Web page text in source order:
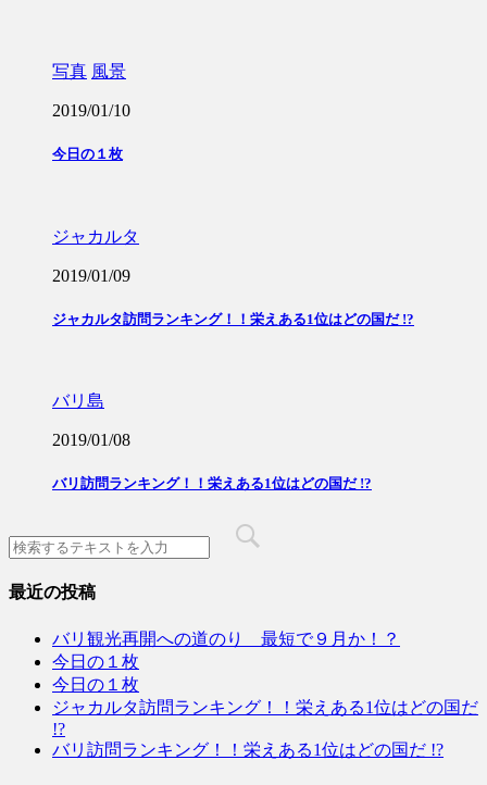
写真 風景
2019/01/10
今日の１枚
ジャカルタ
2019/01/09
ジャカルタ訪問ランキング！！栄えある1位はどの国だ !?
バリ島
2019/01/08
バリ訪問ランキング！！栄えある1位はどの国だ !?
最近の投稿
バリ観光再開への道のり 最短で９月か！？
今日の１枚
今日の１枚
ジャカルタ訪問ランキング！！栄えある1位はどの国だ
!?
バリ訪問ランキング！！栄えある1位はどの国だ !?